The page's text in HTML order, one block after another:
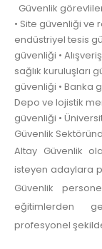
Güvenlik
• Site güvenliği ve
endüstriyel tesis
güvenliği •
sağlık kuruluşları
güvenliği • Banka
Depo ve lojistik
güvenliği •
Güvenlik
Altay Güvenlik
isteyen adaylara
Güvenlik
eğitimlerden
profesyonel